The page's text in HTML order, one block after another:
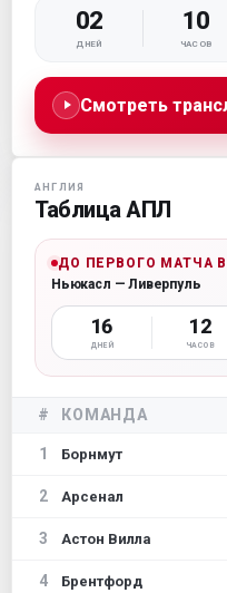
02
ДНЕЙ
10
ЧАСОВ
Смотреть
АНГЛИЯ
Таблица АПЛ
ДО ПЕРВОГО МАТЧА
Ньюкасл — Ливерпуль
16
ДНЕЙ
12
ЧАСОВ
# КОМАНДА
1 Борнмут
2 Арсенал
3 Астон Вилла
4 Брентфорд